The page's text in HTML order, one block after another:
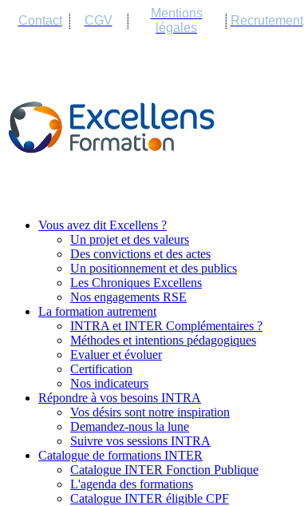
Contact CGV
Mentions
légales
Recrutement
Vous avez dit Excellens ?
Un projet et des valeurs
Des convictions et des actes
Un positionnement et des publics
Les Chroniques Excellens
Nos engagements RSE
La formation autrement
INTRA et INTER Complémentaires ?
Méthodes et intentions pédagogiques
Evaluer et évoluer
Certification
Nos indicateurs
Répondre à vos besoins INTRA
Vos désirs sont notre inspiration
Demandez-nous la lune
Suivre vos sessions INTRA
Catalogue de formations INTER
Catalogue INTER Fonction Publique
L'agenda des formations
Catalogue INTER éligible CPF